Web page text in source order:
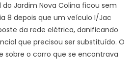
do Jardim Nova Colina ficou sem
8 depois que um veículo I/Jac
da rede elétrica, danificando
que precisou ser substituído. O
sobre o carro que se encontrava